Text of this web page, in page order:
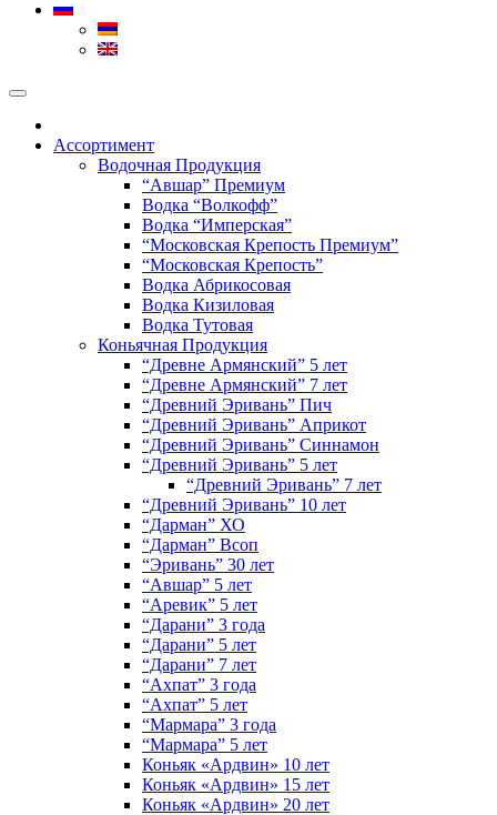
Ассортимент
Водочная Продукция
“Авшар” Премиум
Водка “Волкофф”
Водка “Имперская”
“Московская Крепость Премиум”
“Московская Крепость”
Водка Абрикосовая
Водка Кизиловая
Водка Тутовая
Коньячная Продукция
“Древне Армянский” 5 лет
“Древне Армянский” 7 лет
“Древний Эривань” Пич
“Древний Эривань” Априкот
“Древний Эривань” Синнамон
“Древний Эривань” 5 лет
“Древний Эривань” 7 лет
“Древний Эривань” 10 лет
“Дарман” ХО
“Дарман” Всоп
“Эривань” 30 лет
“Авшар” 5 лет
“Аревик” 5 лет
“Дарани” 3 года
“Дарани” 5 лет
“Дарани” 7 лет
“Ахпат” 3 года
“Ахпат” 5 лет
“Мармара” 3 года
“Мармара” 5 лет
Коньяк «Ардвин» 10 лет
Коньяк «Ардвин» 15 лет
Коньяк «Ардвин» 20 лет